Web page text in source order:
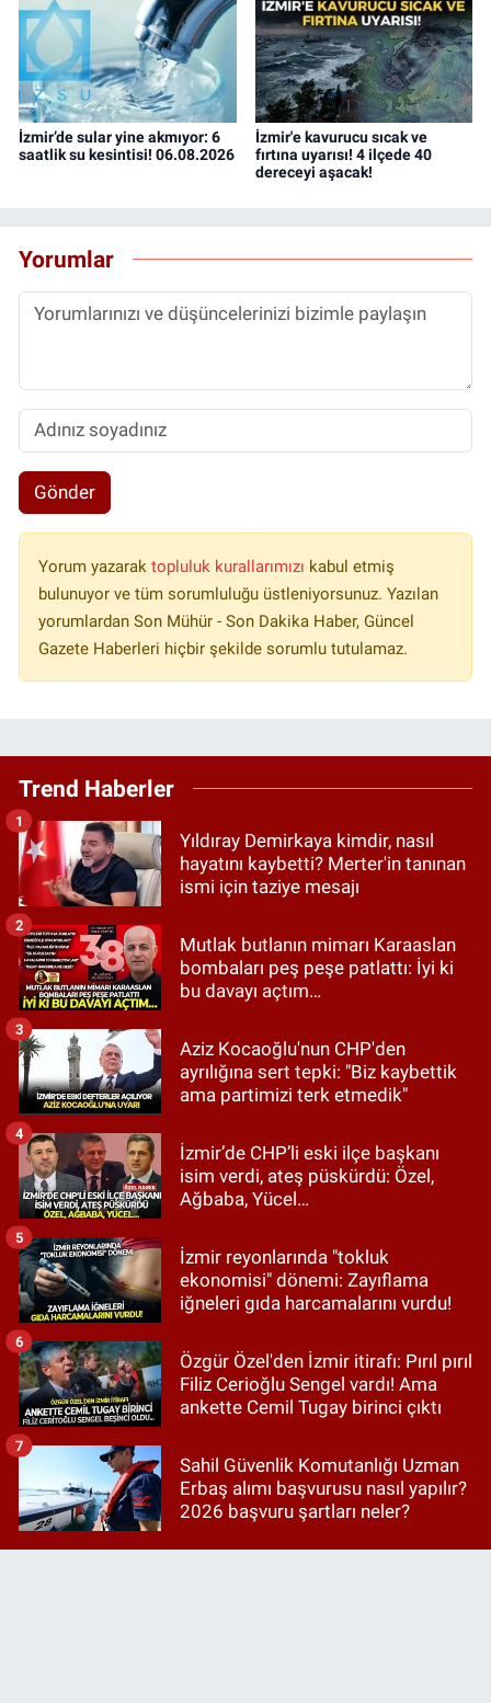
İzmir’de sular yine akmıyor: 6
saatlik su kesintisi! 06.08.2026
İzmir'e kavurucu sıcak ve
fırtına uyarısı! 4 ilçede 40
dereceyi aşacak!
Yorumlar
Gönder
Yorum yazarak topluluk kurallarımızı kabul etmiş
bulunuyor ve tüm sorumluluğu üstleniyorsunuz. Yazılan
yorumlardan Son Mühür - Son Dakika Haber, Güncel
Gazete Haberleri hiçbir şekilde sorumlu tutulamaz.
Trend Haberler
Yıldıray Demirkaya kimdir, nasıl
hayatını kaybetti? Merter'in tanınan
ismi için taziye mesajı
1
Mutlak butlanın mimarı Karaaslan
bombaları peş peşe patlattı: İyi ki
bu davayı açtım…
2
Aziz Kocaoğlu'nun CHP'den
ayrılığına sert tepki: "Biz kaybettik
ama partimizi terk etmedik"
3
İzmir’de CHP’li eski ilçe başkanı
isim verdi, ateş püskürdü: Özel,
Ağbaba, Yücel…
4
İzmir reyonlarında "tokluk
ekonomisi" dönemi: Zayıflama
iğneleri gıda harcamalarını vurdu!
5
Özgür Özel'den İzmir itirafı: Pırıl pırıl
Filiz Cerioğlu Sengel vardı! Ama
ankette Cemil Tugay birinci çıktı
6
Sahil Güvenlik Komutanlığı Uzman
Erbaş alımı başvurusu nasıl yapılır?
2026 başvuru şartları neler?
7